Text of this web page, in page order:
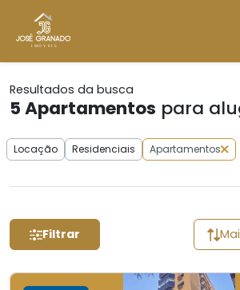
Resultados da busca
5Apartamentos para
Locação Residenciais Apartamentos
Filtrar